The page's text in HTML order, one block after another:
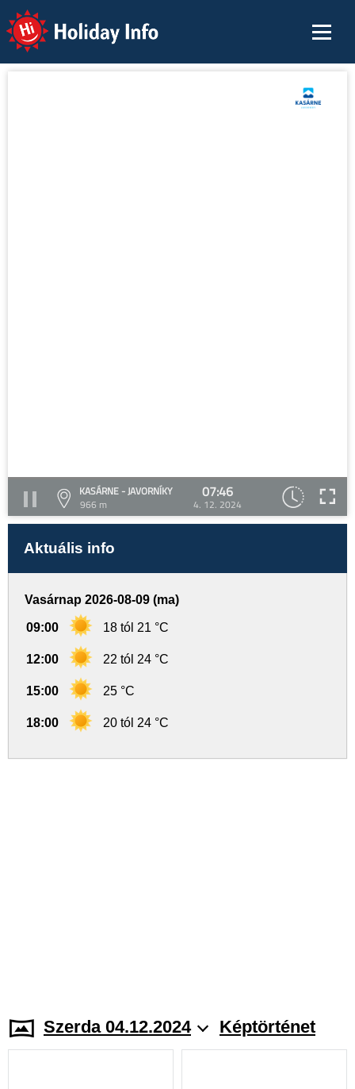
Holiday Info
KASÁRNE - JAVORNÍKY
966 m
07:46
4. 12. 2024
Aktuális info
Vasárnap 2026-08-09 (ma)
09:00 18 tól 21 °C
12:00 22 tól 24 °C
15:00 25 °C
18:00 20 tól 24 °C
Szerda 04.12.2024 Képtörténet